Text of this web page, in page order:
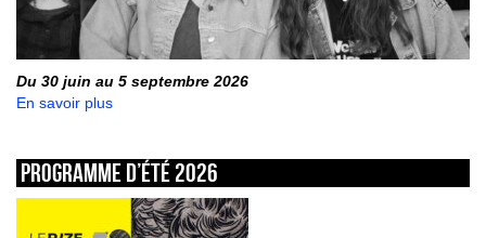
Du 30 juin au 5 septembre 2026
En savoir plus
Programme d’été 2026